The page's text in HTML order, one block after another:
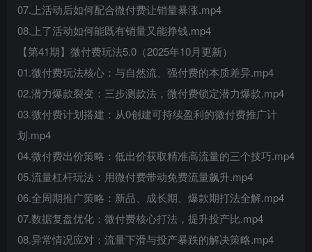
07.上活动后如何配合微付费让销量暴涨.mp4
08.上了活动如何能既有销量又能挣钱.mp4
【第41期】微付费玩法5.0（2025年10月更新）
01.微付费玩法核心：与自然流、强付费的本质差异.mp4
02.潜力爆款裂变：三步测款法，微付费锁定潜力爆款.mp4
03.微付费计划搭建：从0创建可持续盈利的微付费推广计
划.mp4
04.微付费出价策略：低出价获取精准高流量的三个技巧.mp4
05.流量杠杆玩法：用微付费带动免费流量飙升.mp4
06.全周期推广策略：新品、成长期、爆款期打法全解.mp4
07.数据复盘优化：微付费核心打法，提升投产比.mp4
08.异常情况应对：流量下滑与投产暴跌的解决策略.mp4